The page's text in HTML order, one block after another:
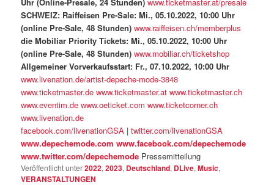
SCHWEIZ: Raiffeisen Pre-Sale: Mi., 05.10.2022, 10:00 Uhr
(online Pre-Sale, 48 Stunden) www.raiffeisen.ch/memberplus
die Mobiliar Priority Tickets: Mi., 05.10.2022, 10:00 Uhr
(online Pre-Sale, 48 Stunden) www.mobiliar.ch/ticketshop
Allgemeiner Vorverkaufsstart: Fr., 07.10.2022, 10:00 Uhr
www.livenation.de/artist-depeche-mode-3848
www.ticketmaster.de www.ticketmaster.at www.ticketmaster.ch
www.eventim.de www.oeticket.com www.ticketcorner.ch
www.livenation.de
facebook.com/livenationGSA |twitter.com/livenationGSA
www.depechemode.com www.facebook.com/depechemode
www.twitter.com/depechemode Pressemitteilung
Veröffentlicht unter2022,2023, Deutschland, DLive,Music,
VERANSTALTUNGEN